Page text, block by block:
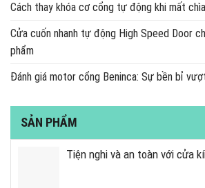
Cách thay khóa cơ cổng tự động khi mất
Cửa cuốn nhanh tự động High Speed Door
phẩm
Đánh giá motor cổng Beninca: Sự bền bỉ
SẢN PHẨM
Tiện nghi và an toàn với cửa